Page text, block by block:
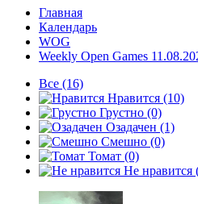
Главная
Календарь
WOG
Weekly Open Games
Все (16)
Нравится (10)
Грустно (0)
Озадачен (1)
Смешно (0)
Томат (0)
Не нравится